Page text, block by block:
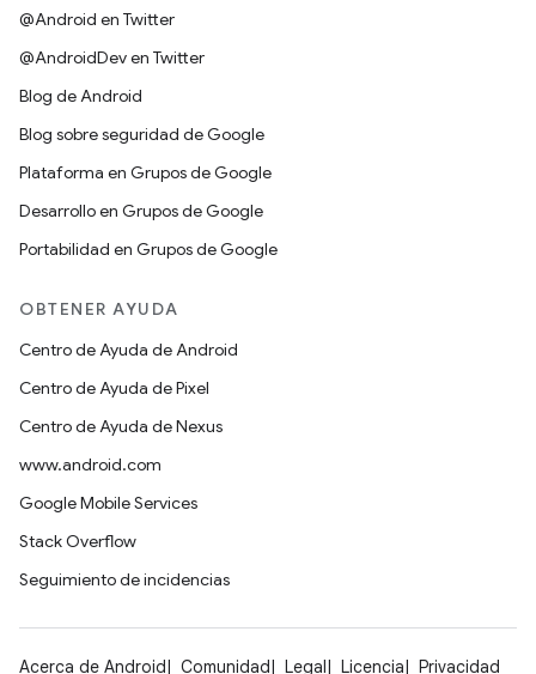
@Android en Twitter
@AndroidDev en Twitter
Blog de Android
Blog sobre seguridad de Google
Plataforma en Grupos de Google
Desarrollo en Grupos de Google
Portabilidad en Grupos de Google
OBTENER AYUDA
Centro de Ayuda de Android
Centro de Ayuda de Pixel
Centro de Ayuda de Nexus
www.android.com
Google Mobile Services
Stack Overflow
Seguimiento de incidencias
Acerca de Android Comunidad Legal Licencia Privacidad